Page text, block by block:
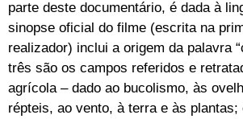
parte deste documentário, é dada à
sinopse oficial do filme (escrita na
realizador) inclui a origem da palavra
três são os campos referidos e
agrícola – dado ao bucolismo, às
répteis, ao vento, à terra e às plantas;